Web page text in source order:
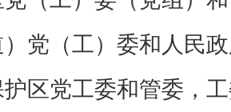
党（工）委和人民
区党工委和管委，